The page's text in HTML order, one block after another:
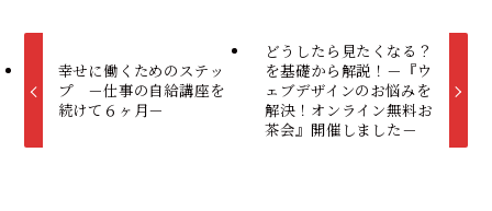
幸せに働くためのステッ
プ －仕事の自給講座を
続けて６ヶ月－
どうしたら見たくなる？
を基礎から解説！－『ウ
ェブデザインのお悩みを
解決！オンライン無料お
茶会』開催しました－